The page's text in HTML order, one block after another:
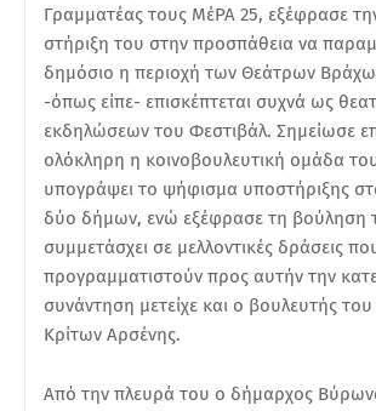
Γραμματέας τους ΜέΡΑ 25, εξέφρασε
στήριξη του στην προσπάθεια να
δημόσιο η περιοχή των Θεάτρων
-όπως είπε- επισκέπτεται συχνά ως
εκδηλώσεων του Φεστιβάλ. Σημείωσε
ολόκληρη η κοινοβουλευτική ομάδα
υπογράψει το ψήφισμα υποστήριξης
δύο δήμων, ενώ εξέφρασε τη βούληση
συμμετάσχει σε μελλοντικές δράσεις
προγραμματιστούν προς αυτήν την
συνάντηση μετείχε και ο βουλευτής
Κρίτων Αρσένης.
Από την πλευρά του ο δήμαρχος